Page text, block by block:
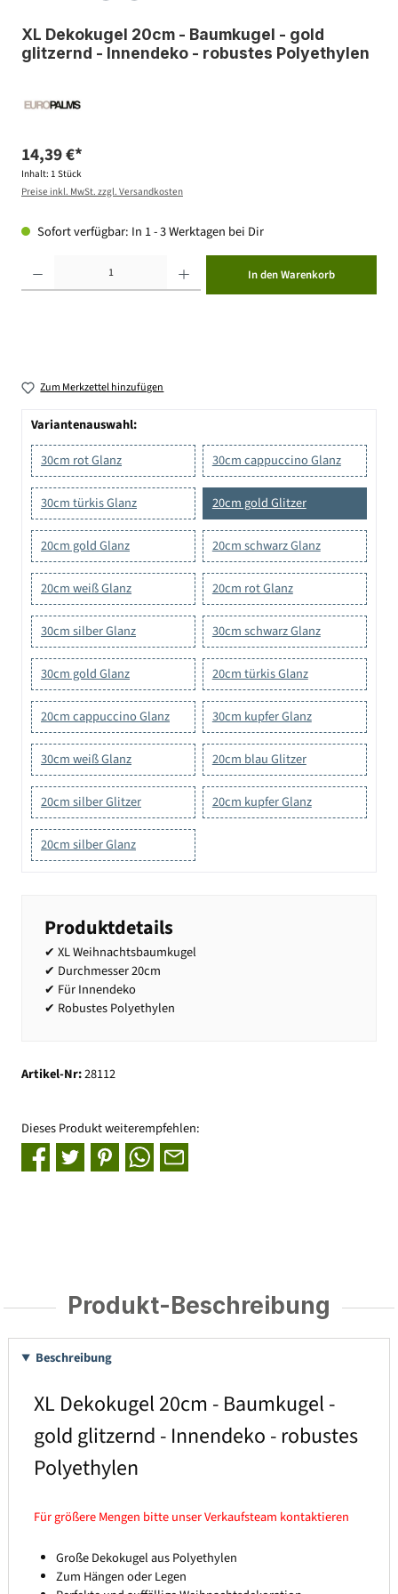
XL Dekokugel 20cm - Baumkugel - gold
glitzernd - Innendeko - robustes Polyethylen
14,39 €*
Inhalt: 1 Stück
Preise inkl. MwSt. zzgl. Versandkosten
Sofort verfügbar: In 1 - 3 Werktagen bei Dir
In den Warenkorb
Zum Merkzettel hinzufügen
Variantenauswahl:
30cm rot Glanz
30cm cappuccino Glanz
30cm türkis Glanz 20cm gold Glitzer
20cm gold Glanz 20cm schwarz Glanz
20cm weiß Glanz 20cm rot Glanz
30cm silber Glanz 30cm schwarz Glanz
30cm gold Glanz 20cm türkis Glanz
20cm cappuccino Glanz 30cm kupfer Glanz
30cm weiß Glanz 20cm blau Glitzer
20cm silber Glitzer 20cm kupfer Glanz
20cm silber Glanz
Produktdetails
✔ XL Weihnachtsbaumkugel
✔ Durchmesser 20cm
✔ Für Innendeko
✔ Robustes Polyethylen
Artikel-Nr:28112
Dieses Produkt weiterempfehlen:
Produkt-Beschreibung
Beschreibung
XL Dekokugel 20cm - Baumkugel -
gold glitzernd - Innendeko - robustes
Polyethylen
Für größere Mengen bitte unser Verkaufsteam kontaktieren
Große Dekokugel aus Polyethylen
Zum Hängen oder Legen